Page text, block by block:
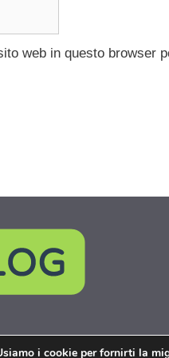
web in questo browser
i cookie per fornirti la